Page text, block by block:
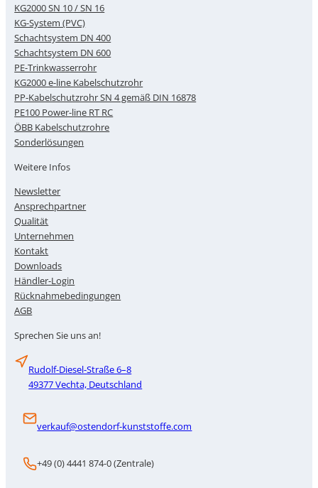
KG2000 SN 10 / SN 16
KG-System (PVC)
Schachtsystem DN 400
Schachtsystem DN 600
PE-Trinkwasserrohr
KG2000 e-line Kabelschutzrohr
PP-Kabelschutzrohr SN 4 gemäß DIN 16878
PE100 Power-line RT RC
ÖBB Kabelschutzrohre
Sonderlösungen
Weitere Infos
Newsletter
Ansprechpartner
Qualität
Unternehmen
Kontakt
Downloads
Händler-Login
Rücknahmebedingungen
AGB
Sprechen Sie uns an!
Rudolf-Diesel-Straße 6–8
49377 Vechta, Deutschland
verkauf@ostendorf-kunststoffe.com
+49 (0) 4441 874-0 (Zentrale)